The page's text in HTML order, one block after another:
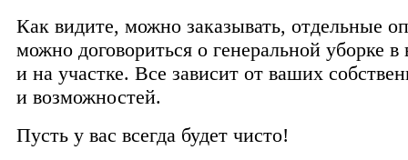
Как видите, можно заказывать, отдельные
можно договориться о генеральной уборке
и на участке. Все зависит от ваших
и возможностей.
Пусть у вас всегда будет чисто!